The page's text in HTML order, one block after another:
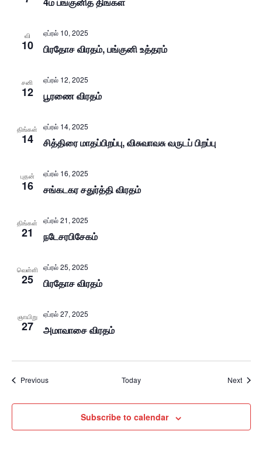
வி
10 பிரதோச விரதம், பங்குனி உத்தரம்
ஏப்ரல் 10, 2025
சனி
12 பூரணை விரதம்
ஏப்ரல் 12, 2025
திங்கள்
14 சித்திரை மாதப்பிறப்பு, விசுவாவசு வருடப் பிறப்பு
ஏப்ரல் 14, 2025
புதன்
16 சங்கடகர சதுர்த்தி விரதம்
ஏப்ரல் 16, 2025
திங்கள்
21 நடேசரபிசேகம்
ஏப்ரல் 21, 2025
வெள்ளி
25 பிரதோச விரதம்
ஏப்ரல் 25, 2025
ஞாயிறு
27 அமாவாசை விரதம்
ஏப்ரல் 27, 2025
PreviousEvents Today Next
Subscribe to calendar